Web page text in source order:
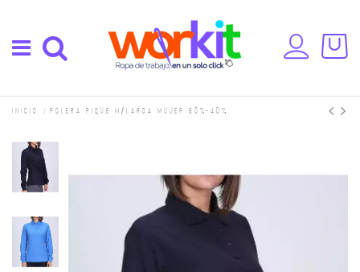
Inicio Polera Piqué M/Larga Mujer 60%-40%